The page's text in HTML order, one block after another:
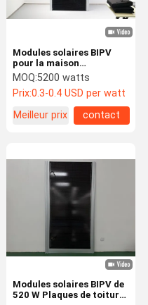
Le Spectacle
Modules solaires BIPV
pour la maison
écologique 520W
Carreaux solaires
photovoltaïques en acier
MOQ:5200 watts
Prix:0.3-0.4 USD per watt
Meilleur prix
contact
Modules solaires BIPV de
520 W Plaques de toiture